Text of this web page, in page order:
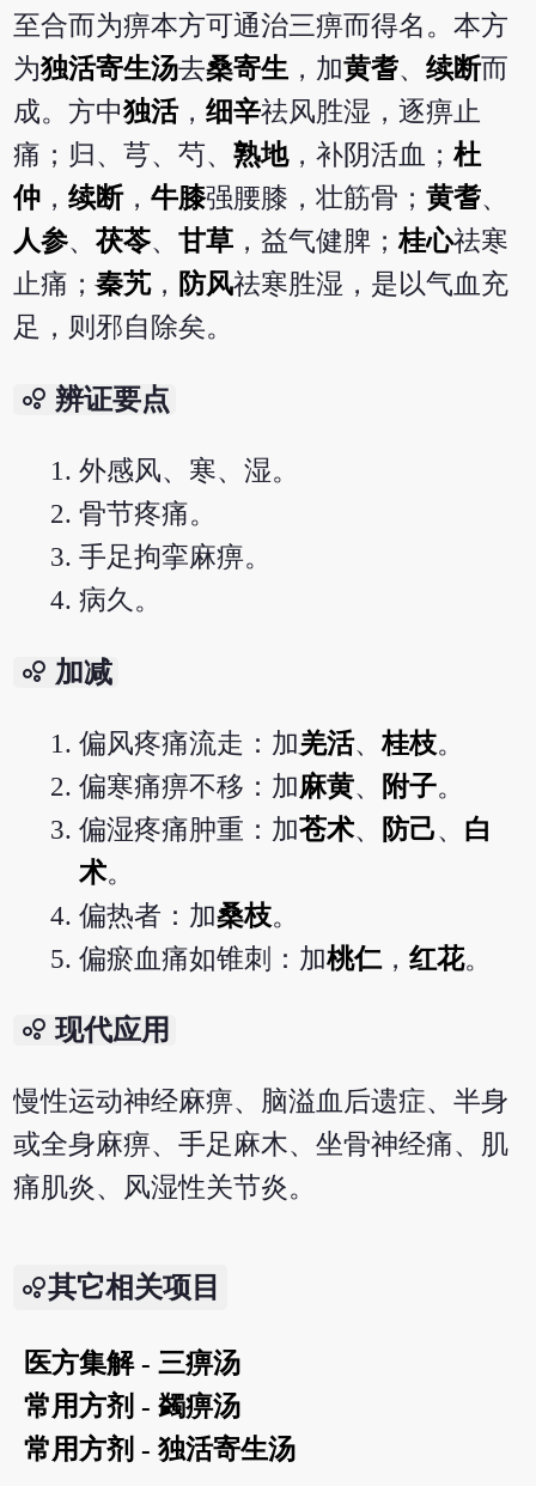
至合而为痹本方可通治三痹而得名。本方
为独活寄生汤去桑寄生 ，加黄耆、续断而
成。方中独活，细辛祛风胜湿，逐痹止
痛；归、芎、芍、熟地，补阴活血；杜
仲 ，续断，牛膝强腰膝，壮筋骨；黄耆、
人参、茯苓、甘草 ，益气健脾；桂心祛寒
止痛；秦艽， 防风祛寒胜湿，是以气血充
足，则邪自除矣。
bubble_chart 辨证要点
外感风、寒、湿。
骨节疼痛。
手足拘挛麻痹。
病久。
bubble_chart 加减
偏风疼痛流走：加羌活、桂枝。
偏寒痛痹不移：加麻黄、 附子。
偏湿疼痛肿重：加苍术、 防己、 白
术。
偏热者：加桑枝。
偏瘀血痛如锥刺：加桃仁，红花。
bubble_chart 现代应用
慢性运动神经麻痹、脑溢血后遗症、半身
或全身麻痹、手足麻木、坐骨神经痛、肌
痛肌炎、风湿性关节炎。
其它相关项目
医方集解 - 三痹汤
常用方剂 - 蠲痹汤
常用方剂 - 独活寄生汤